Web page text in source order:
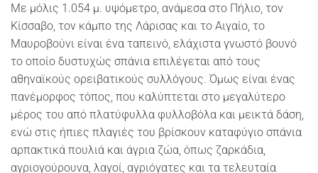
Με μόλις 1.054 μ. υψόμετρο, ανάμεσα στο Πήλιο, τον
Κίσσαβο, τον κάμπο της Λάρισας και το Αιγαίο, το
Μαυροβούνι είναι ένα ταπεινό, ελάχιστα γνωστό βουνό
το οποίο δυστυχώς σπάνια επιλέγεται από τους
αθηναϊκούς ορειβατικούς συλλόγους. Όμως είναι ένας
πανέμορφος τόπος, που καλύπτεται στο μεγαλύτερο
μέρος του από πλατύφυλλα φυλλοβόλα και μεικτά δάση,
ενώ στις ήπιες πλαγιές του βρίσκουν καταφύγιο σπάνια
αρπακτικά πουλιά και άγρια ζώα, όπως ζαρκάδια,
αγριογούρουνα, λαγοί, αγριόγατες και τα τελευταία